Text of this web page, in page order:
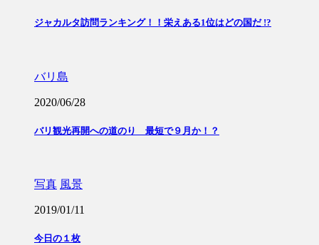
ジャカルタ訪問ランキング！！栄えある1位はどの国だ !?
バリ島
2020/06/28
バリ観光再開への道のり 最短で９月か！？
写真 風景
2019/01/11
今日の１枚